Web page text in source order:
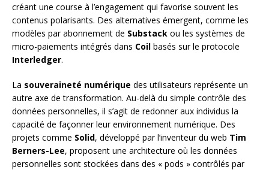
créant une course à l’engagement qui favorise souvent les
contenus polarisants. Des alternatives émergent, comme les
modèles par abonnement de Substack ou les systèmes de
micro-paiements intégrés dans Coil basés sur le protocole
Interledger.
La souveraineté numérique des utilisateurs représente un
autre axe de transformation. Au-delà du simple contrôle des
données personnelles, il s’agit de redonner aux individus la
capacité de façonner leur environnement numérique. Des
projets comme Solid, développé par l’inventeur du web Tim
Berners-Lee, proposent une architecture où les données
personnelles sont stockées dans des « pods » contrôlés par